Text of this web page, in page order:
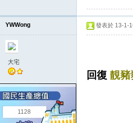
YWWong
大宅
1128
發表於 13-1-
回復 靚豬